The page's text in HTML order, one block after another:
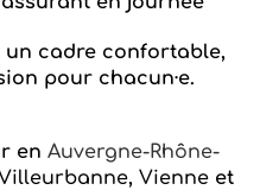
un cadre confortable,
pour chacun·e.
en Auvergne-Rhône-
, Vienne et